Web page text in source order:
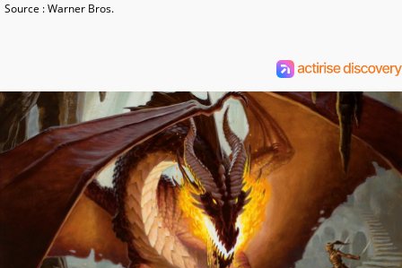
Source : Warner Bros.